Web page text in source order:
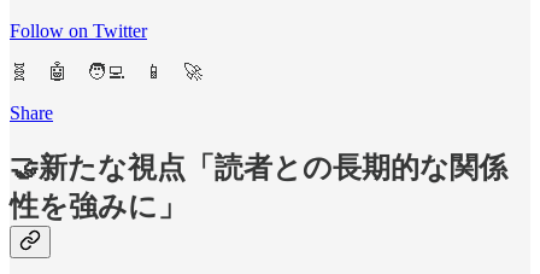
Follow on Twitter
🧬 🤖 🧑‍💻 📱 🚀
Share
🤝新たな視点「読者との長期的な関係
性を強みに」